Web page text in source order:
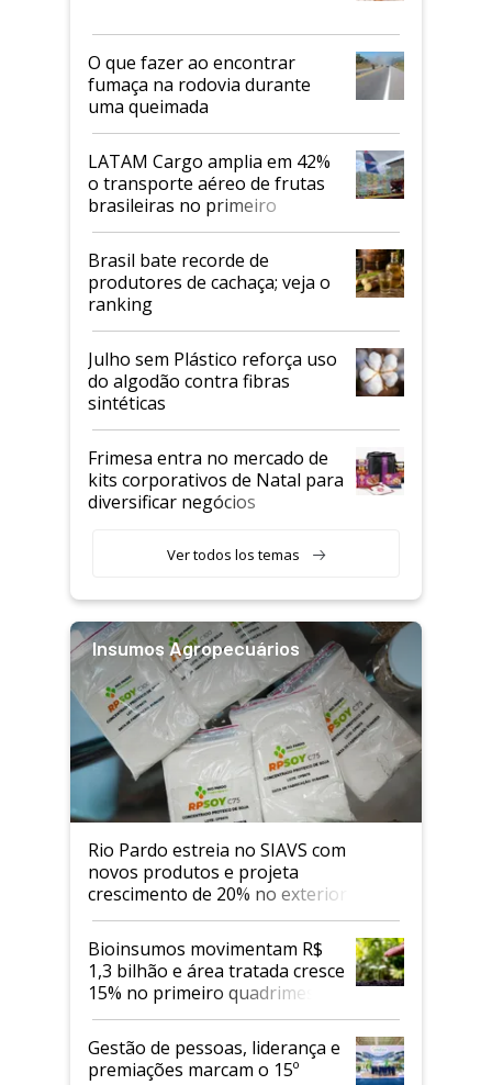
O que fazer ao encontrar
fumaça na rodovia durante
uma queimada
LATAM Cargo amplia em 42%
o transporte aéreo de frutas
brasileiras no primeiro
semestre
Brasil bate recorde de
produtores de cachaça; veja o
ranking
Julho sem Plástico reforça uso
do algodão contra fibras
sintéticas
Frimesa entra no mercado de
kits corporativos de Natal para
diversificar negócios
Ver todos los temas
Insumos Agropecuários
Rio Pardo estreia no SIAVS com
novos produtos e projeta
crescimento de 20% no exterior
Bioinsumos movimentam R$
1,3 bilhão e área tratada cresce
15% no primeiro quadrimestre
de 2026
Gestão de pessoas, liderança e
premiações marcam o 15º